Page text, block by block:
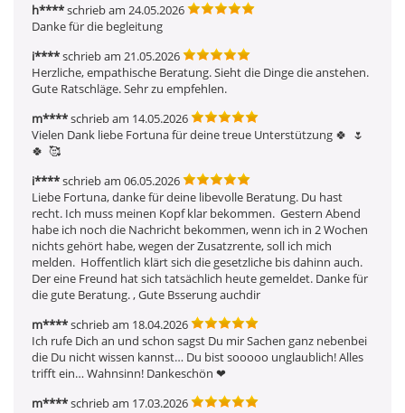
h****schrieb am 24.05.2026
Danke für die begleitung
i****schrieb am 21.05.2026
Herzliche, empathische Beratung. Sieht die Dinge die anstehen.
Gute Ratschläge. Sehr zu empfehlen.
m****schrieb am 14.05.2026
Vielen Dank liebe Fortuna für deine treue Unterstützung 🍀  🌷
🍀  🥰
i****schrieb am 06.05.2026
Liebe Fortuna, danke für deine libevolle Beratung. Du hast
recht. Ich muss meinen Kopf klar bekommen.  Gestern Abend
habe ich noch die Nachricht bekommen, wenn ich in 2 Wochen
nichts gehört habe, wegen der Zusatzrente, soll ich mich
melden.  Hoffentlich klärt sich die gesetzliche bis dahinn auch.
Der eine Freund hat sich tatsächlich heute gemeldet. Danke für
die gute Beratung. , Gute Bsserung auchdir
m****schrieb am 18.04.2026
Ich rufe Dich an und schon sagst Du mir Sachen ganz nebenbei
die Du nicht wissen kannst… Du bist sooooo unglaublich! Alles
trifft ein… Wahnsinn! Dankeschön ❤  ️
m****schrieb am 17.03.2026